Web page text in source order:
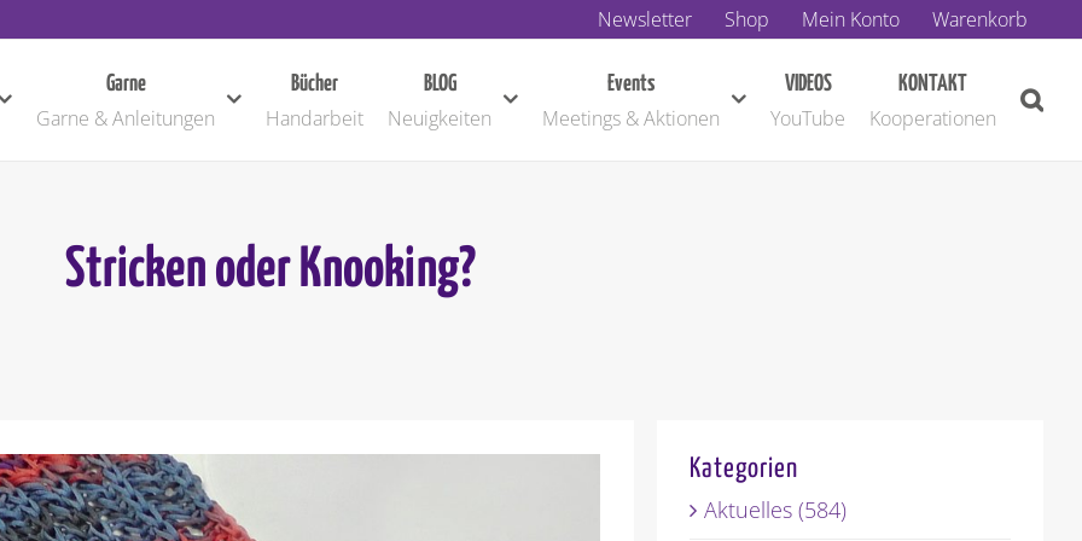
Newsletter Shop Mein Konto Warenkorb
Garne
Garne & Anleitungen
Bücher
Handarbeit
BLOG
Neuigkeiten
Events
Meetings & Aktionen
VIDEOS
YouTube
KONTAKT
Kooperationen
Stricken oder Knooking?
Kategorien
Aktuelles (584)